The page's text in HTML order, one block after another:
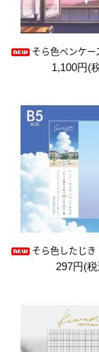
そら色ペンケース【
1,100円(
そら色したじき B5判
297円(